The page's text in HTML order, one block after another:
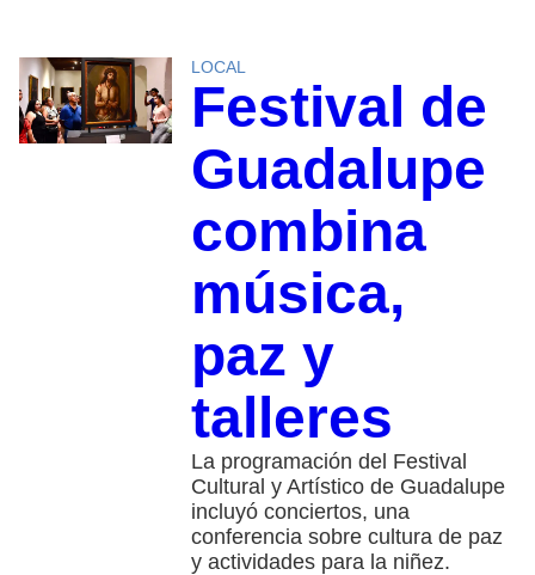
LOCAL
Festival de
Guadalupe
combina
música,
paz y
talleres
La programación del Festival
Cultural y Artístico de Guadalupe
incluyó conciertos, una
conferencia sobre cultura de paz
y actividades para la niñez.